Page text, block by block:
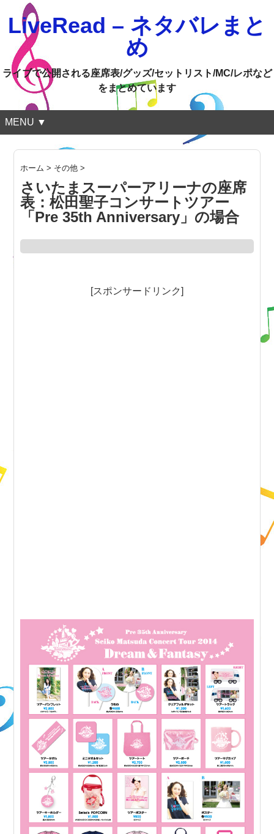
LiveRead – ネタバレまと
め
ライブで公開される座席表/グッズ/セットリスト/MC/レポなど
をまとめています
MENU ▼
ホーム > その他 >
さいたまスーパーアリーナの座席
表：松田聖子コンサートツアー
「Pre 35th Anniversary」の場合
[スポンサードリンク]